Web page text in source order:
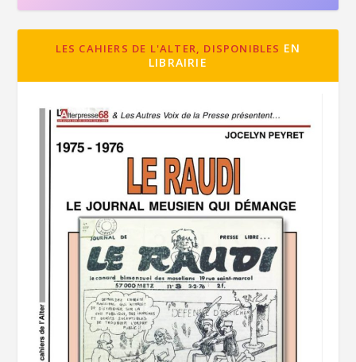
LES CAHIERS DE L'ALTER, DISPONIBLES EN
LIBRAIRIE